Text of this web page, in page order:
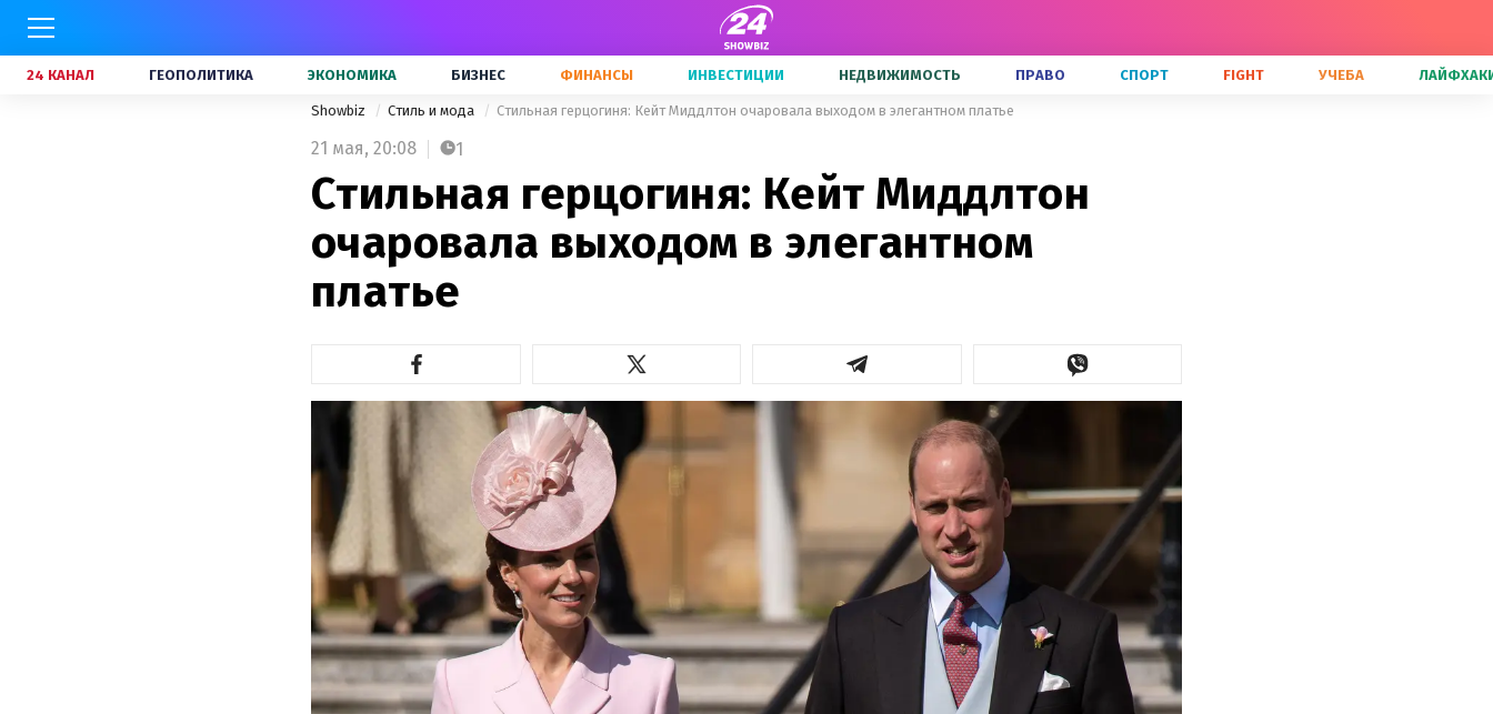
24 КАНАЛ ГЕОПОЛИТИКА ЭКОНОМИКА БИЗНЕС ФИНАНСЫ ИНВЕСТИЦИИ НЕДВИЖИМОСТЬ ПРАВО СПОРТ FIGHT УЧЕБА
Showbiz Стиль и мода Стильная герцогиня: Кейт Миддлтон очаровала выходом в элегантном платье
21 мая, 20:08 1
Стильная герцогиня: Кейт Миддлтон
очаровала выходом в элегантном
платье